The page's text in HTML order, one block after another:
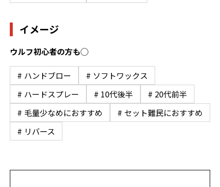
イメージ
ウルフ初心者の方も◯
# ハンドブロー
# ソフトワックス
# ハードスプレー
# 10代後半
# 20代前半
# 毛量少なめにおすすめ
# セット難民におすすめ
# リバース